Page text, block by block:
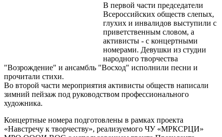
В первой части председатели
Всероссийских обществ слепых,
глухих и инвалидов выступили с
приветственным словом, а
активисты - с концертными
номерами. Девушки из студии
народного творчества
"Возрождение" и ансамбль "Восход" исполнили песни и
прочитали стихи.
Во второй части мероприятия активисты обществ написали
зимний пейзаж под руководством профессионального
художника.
Концертные номера подготовлены в рамках проекта
«Навстречу к творчеству», реализуемого ЧУ «МРКСРЦИ»